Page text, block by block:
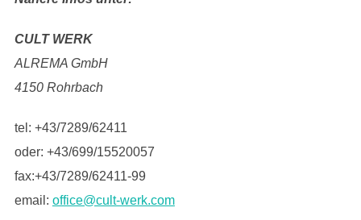
CULT WERK
ALREMA GmbH
4150 Rohrbach
tel: +43/7289/62411
oder: +43/699/15520057
fax:+43/7289/62411-99
email: office@cult-werk.com